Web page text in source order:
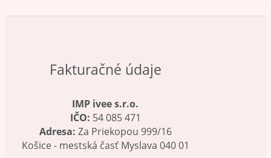
Fakturačné údaje
IMP ivee s.r.o.
IČO: 54 085 471
Adresa: Za Priekopou 999/16
Košice - mestská časť Myslava 040 01